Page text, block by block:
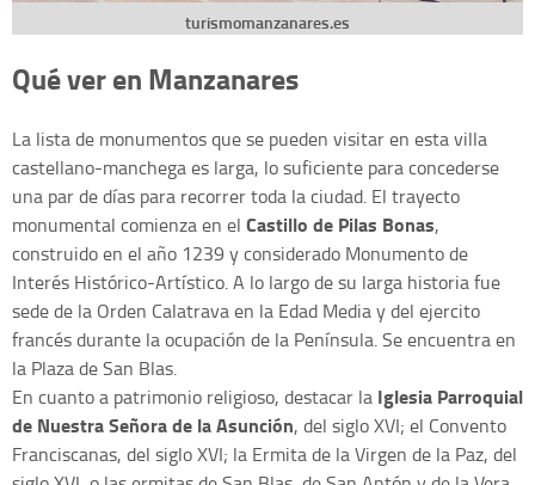
turismomanzanares.es
Qué ver en Manzanares
La lista de monumentos que se pueden visitar en esta villa
castellano-manchega es larga, lo suficiente para concederse
una par de días para recorrer toda la ciudad. El trayecto
monumental comienza en el Castillo de Pilas Bonas,
construido en el año 1239 y considerado Monumento de
Interés Histórico-Artístico. A lo largo de su larga historia fue
sede de la Orden Calatrava en la Edad Media y del ejercito
francés durante la ocupación de la Península. Se encuentra en
la Plaza de San Blas.
En cuanto a patrimonio religioso, destacar la Iglesia Parroquial
de Nuestra Señora de la Asunción, del siglo XVI; el Convento
Franciscanas, del siglo XVI; la Ermita de la Virgen de la Paz, del